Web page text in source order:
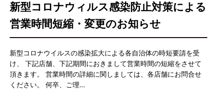
新型コロナウィルス感染防止対策による
営業時間短縮・変更のお知らせ
新型コロナウイルスの感染拡大による各自治体の時短要請を受
け、 下記店舗、下記期間におきまして営業時間の短縮をさせて
頂きます。 営業時間の詳細に関しましては、各店舗にお問合せ
ください。 何卒、ご理…